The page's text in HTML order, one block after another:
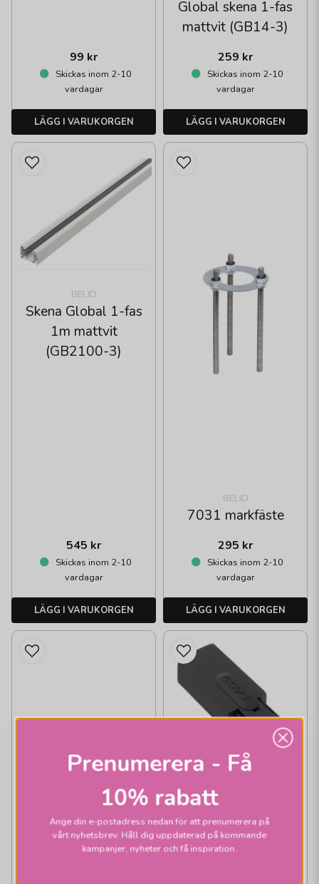
99 kr
Skickas inom 2-10
vardagar
LÄGG I VARUKORGEN
Global skena 1-fas
mattvit (GB14-3)
259 kr
Skickas inom 2-10
vardagar
LÄGG I VARUKORGEN
BELID
Skena Global 1-fas
1m mattvit
(GB2100-3)
545 kr
Skickas inom 2-10
vardagar
LÄGG I VARUKORGEN
BELID
7031 markfäste
295 kr
Skickas inom 2-10
vardagar
LÄGG I VARUKORGEN
Anslutning Global
1-fas skena svart
(GB11-2)
Prenumerera - Få
10% rabatt
Ange din e-postadress nedan för att prenumerera på
vårt nyhetsbrev. Håll dig uppdaterad på kommande
kampanjer, nyheter och få inspiration.